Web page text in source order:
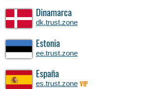
Dinamarca
dk.trust.zone
Estonia
ee.trust.zone
España
es.trust.zone VIP